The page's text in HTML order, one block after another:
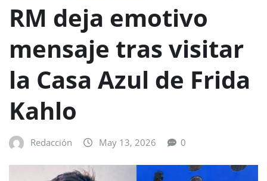
RM deja emotivo
mensaje tras visitar
la Casa Azul de Frida
Kahlo
Redacción May 13, 2026 0